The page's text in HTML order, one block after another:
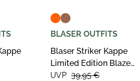
BLASER OUTFITS
Blaser Striker Kappe
Limited Edition Blaze
orange/Dunkelbraun
UVP 39,95 €